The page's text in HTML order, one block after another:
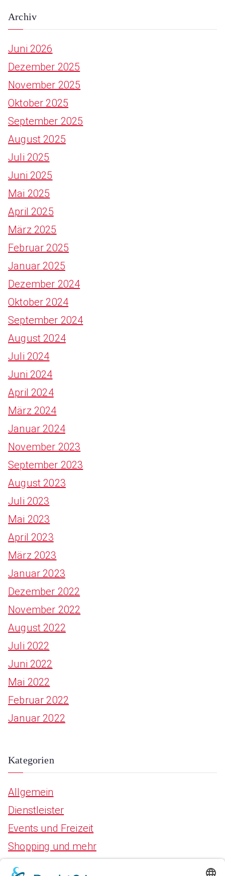
Archiv
Juni 2026
Dezember 2025
November 2025
Oktober 2025
September 2025
August 2025
Juli 2025
Juni 2025
Mai 2025
April 2025
März 2025
Februar 2025
Januar 2025
Dezember 2024
Oktober 2024
September 2024
August 2024
Juli 2024
Juni 2024
April 2024
März 2024
Januar 2024
November 2023
September 2023
August 2023
Juli 2023
Mai 2023
April 2023
März 2023
Januar 2023
Dezember 2022
November 2022
August 2022
Juli 2022
Juni 2022
Mai 2022
Februar 2022
Januar 2022
Kategorien
Allgemein
Dienstleister
Events und Freizeit
Shopping und mehr